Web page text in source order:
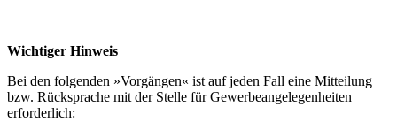
Wichtiger Hinweis
Bei den folgenden »Vorgängen« ist auf jeden Fall eine Mitteilung
bzw. Rücksprache mit der Stelle für Gewerbeangelegenheiten
erforderlich: